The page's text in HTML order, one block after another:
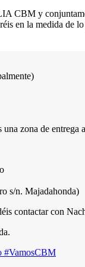
CBM y
en la medida de
zona de
s/n. Majadahonda)
contactar con
#VamosCBM